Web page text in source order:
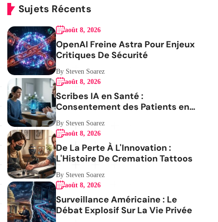
Sujets Récents
août 8, 2026
OpenAI Freine Astra Pour Enjeux
Critiques De Sécurité
By Steven Soarez
août 8, 2026
Scribes IA en Santé :
Consentement des Patients en
By Steven Soarez
août 8, 2026
De La Perte À L'Innovation :
L'Histoire De Cremation Tattoos
By Steven Soarez
août 8, 2026
Surveillance Américaine : Le
Débat Explosif Sur La Vie Privée